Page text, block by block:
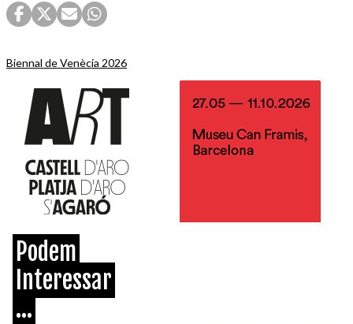
Biennal de Venècia 2026
Podem
Interessar
...